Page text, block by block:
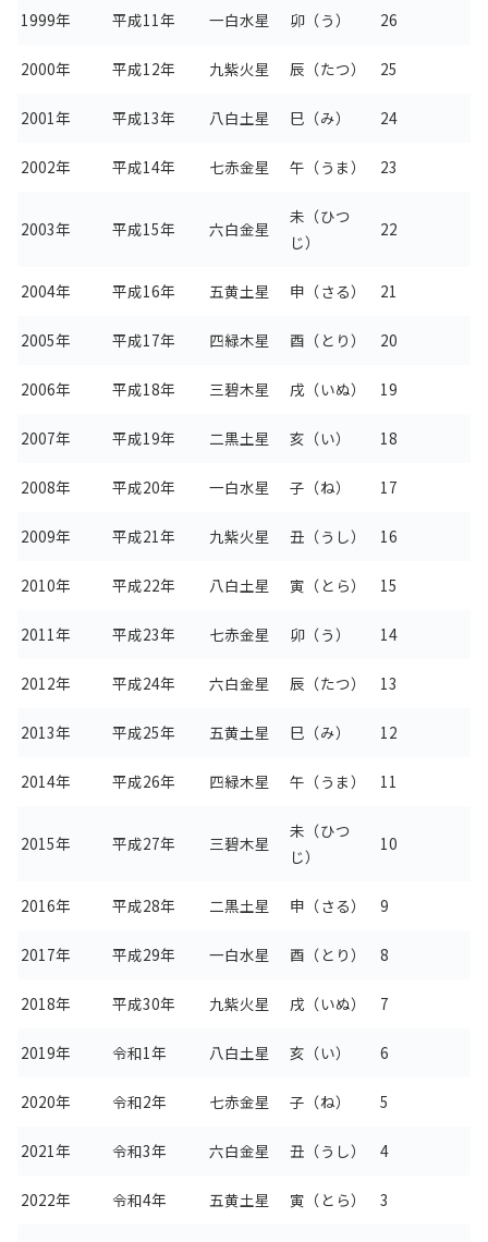
1999年 平成11年 一白水星 卯（う） 26
2000年 平成12年 九紫火星 辰（たつ） 25
2001年 平成13年 八白土星 巳（み） 24
2002年 平成14年 七赤金星 午（うま） 23
2003年 平成15年 六白金星
未（ひつ
じ）
22
2004年 平成16年 五黄土星 申（さる） 21
2005年 平成17年 四緑木星 酉（とり） 20
2006年 平成18年 三碧木星 戌（いぬ） 19
2007年 平成19年 二黒土星 亥（い） 18
2008年 平成20年 一白水星 子（ね） 17
2009年 平成21年 九紫火星 丑（うし） 16
2010年 平成22年 八白土星 寅（とら） 15
2011年 平成23年 七赤金星 卯（う） 14
2012年 平成24年 六白金星 辰（たつ） 13
2013年 平成25年 五黄土星 巳（み） 12
2014年 平成26年 四緑木星 午（うま） 11
2015年 平成27年 三碧木星
未（ひつ
じ）
10
2016年 平成28年 二黒土星 申（さる） 9
2017年 平成29年 一白水星 酉（とり） 8
2018年 平成30年 九紫火星 戌（いぬ） 7
2019年 令和1年 八白土星 亥（い） 6
2020年 令和2年 七赤金星 子（ね） 5
2021年 令和3年 六白金星 丑（うし） 4
2022年 令和4年 五黄土星 寅（とら） 3